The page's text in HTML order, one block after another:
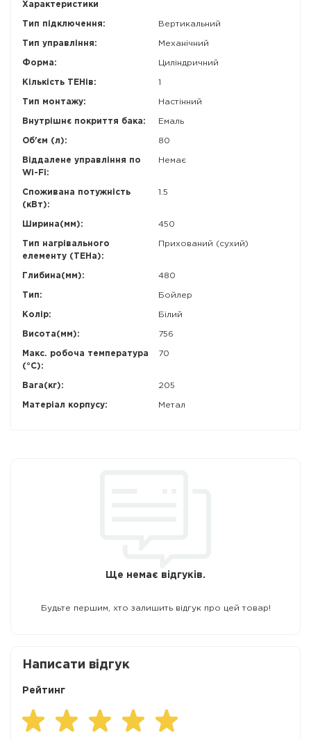
Характеристики
Тип підключення: Вертикальний
Тип управління: Механічний
Форма: Циліндричний
Кількість ТЕНів: 1
Тип монтажу: Настінний
Внутрішнє покриття бака: Емаль
Об'єм (л): 80
Віддалене управління по
Wi-Fi:
Немає
Споживана потужність
(кВт):
1.5
Ширина(мм): 450
Тип нагрівального
елементу (ТЕНа):
Прихований (сухий)
Глибина(мм): 480
Тип: Бойлер
Колір: Білий
Висота(мм): 756
Макс. робоча температура
(°C):
70
Вага(кг): 205
Матеріал корпусу: Метал
Ще немає відгуків.
Будьте першим, хто залишить відгук про цей товар!
Написати відгук
Рейтинг